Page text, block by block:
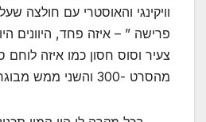
וויקינגי והאוסטרי עם חולצה
פרישה ” – איזה פחד, היוונים
צעיר וסוס חסון כמו איזה לוחם
מהסרט -300 והשני ממש מבוגר ורזה כחוש.